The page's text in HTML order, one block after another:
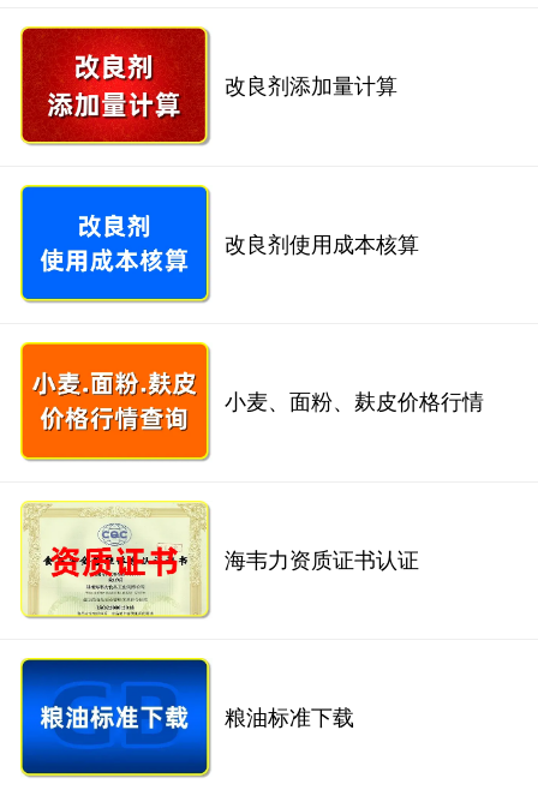
改良剂添加量计算
改良剂使用成本核算
小麦、面粉、麸皮价格行情
海韦力资质证书认证
粮油标准下载